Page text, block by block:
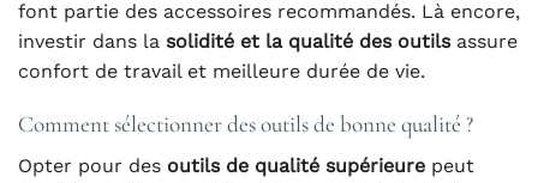
font partie des accessoires recommandés. Là encore,
investir dans la solidité et la qualité des outilsassure
confort de travail et meilleure durée de vie.
Comment sélectionner des outils de bonne qualité ?
Opter pour des outils de qualité supérieure peut